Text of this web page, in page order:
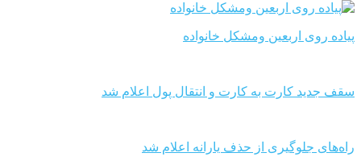
پیاده روی اربعین ومشکل خانواده
سقف جدید کارت به کارت و انتقال پول اعلام شد
راه‌های جلوگیری از حذف یارانه اعلام شد